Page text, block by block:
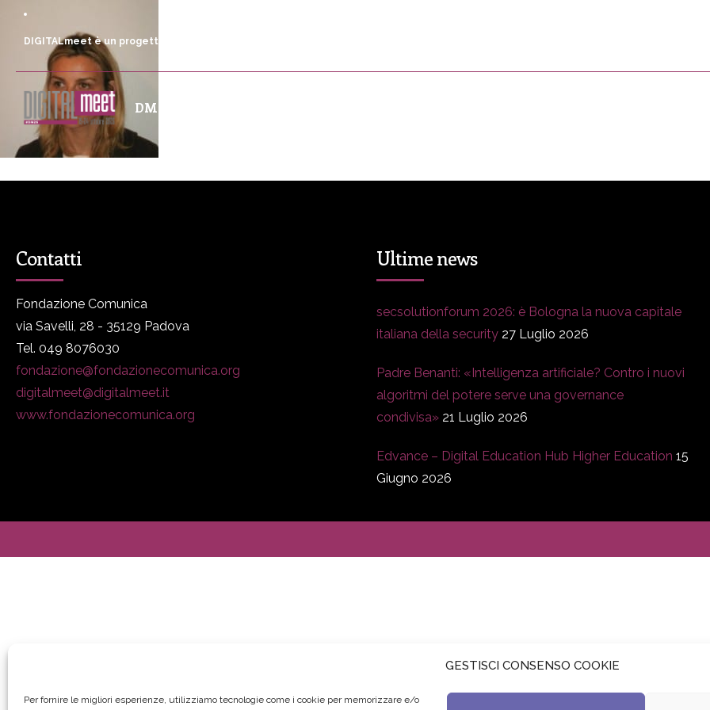
GESTISCI CONSENSO COOKIE
Per fornire le migliori esperienze, utilizziamo tecnologie come i cookie per memorizzare e/o
DIGITALmeet è un progetto promosso da Fondazione Comunica
DM
Contatti
Fondazione Comunica
via Savelli, 28 - 35129 Padova
Tel. 049 8076030
fondazione@fondazionecomunica.org
digitalmeet@digitalmeet.it
www.fondazionecomunica.org
Ultime news
secsolutionforum 2026: è Bologna la nuova capitale
italiana della security 27 Luglio 2026
Padre Benanti: «Intelligenza artificiale? Contro i nuovi
algoritmi del potere serve una governance
condivisa» 21 Luglio 2026
Edvance – Digital Education Hub Higher Education 15
Giugno 2026